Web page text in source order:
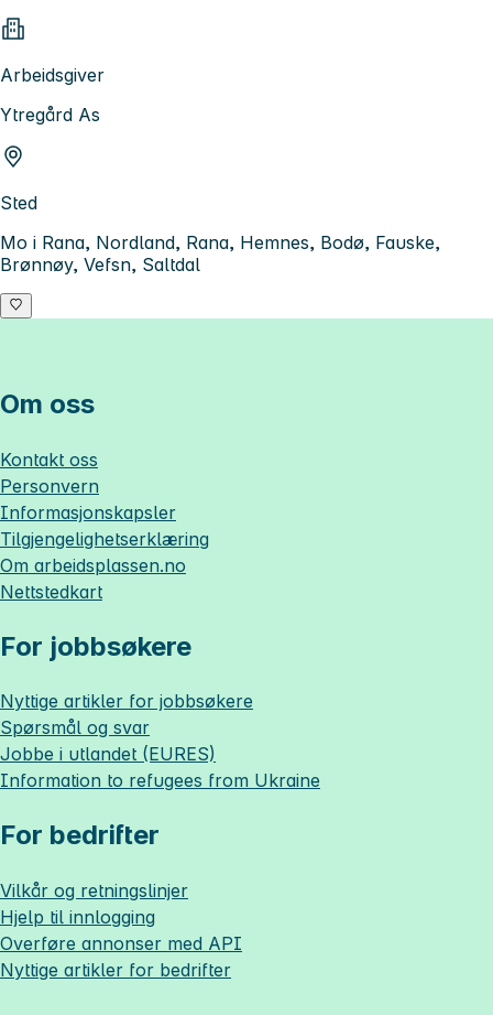
Arbeidsgiver
Ytregård As
Sted
Mo i Rana, Nordland, Rana, Hemnes, Bodø, Fauske,
Brønnøy, Vefsn, Saltdal
Om oss
Kontakt oss
Personvern
Informasjonskapsler
Tilgjengelighetserklæring
Om arbeidsplassen.no
Nettstedkart
For jobbsøkere
Nyttige artikler for jobbsøkere
Spørsmål og svar
Jobbe i utlandet (EURES)
Information to refugees from Ukraine
For bedrifter
Vilkår og retningslinjer
Hjelp til innlogging
Overføre annonser med API
Nyttige artikler for bedrifter